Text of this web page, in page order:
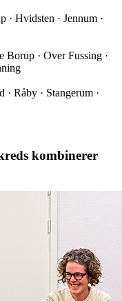
· Hvidsten · Jennum ·
Borup · Over Fussing ·
· Råby · Stangerum ·
kombinerer